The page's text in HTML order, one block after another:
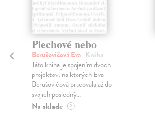
Plechové nebo
Borušovičová Eva| Kniha
Táto kniha je spojením dvoch
projektov, na ktorých Eva
Borušovičová pracovala až do
svojich posledný...
Na sklade ?